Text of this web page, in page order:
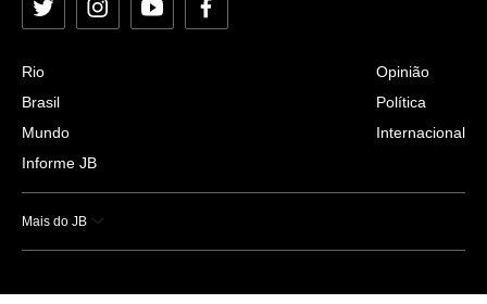
Twitter InstagramYouTubeFacebook
Rio
Brasil
Mundo
Informe JB
Opinião
Política
Internacional
Mais do JB
Esportes